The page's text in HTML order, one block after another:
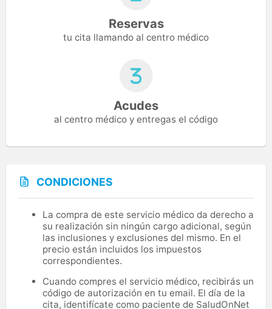
Reservas
tu cita llamando al centro médico
Acudes
al centro médico y entregas el código
CONDICIONES
La compra de este servicio médico da derecho a
su realización sin ningún cargo adicional, según
las inclusiones y exclusiones del mismo. En el
precio están incluidos los impuestos
correspondientes.
Cuando compres el servicio médico, recibirás un
código de autorización en tu email. El día de la
cita, identifícate como paciente de SaludOnNet